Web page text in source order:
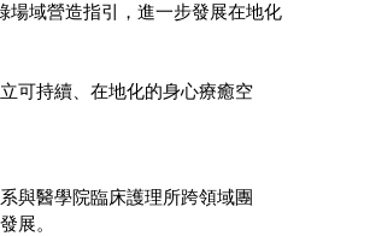
場域營造指引，進一步發展在地化
可持續、在地化的身心療癒空
與醫學院臨床護理所跨領域團
展。